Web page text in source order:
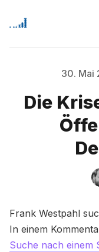
Signup
Bitte
30. Mai
Die
Frank Westpahl
In einem
Suche nach einem